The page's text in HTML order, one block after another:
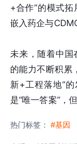
+合作”的模式
嵌入药企与
未来，随着中国
的能力不断积累
新+工程落地”
是“唯一答案”，
热门标签： #基因